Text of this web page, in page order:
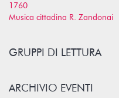
1760
Musica cittadina R. Zandonai
GRUPPI DI LETTURA
ARCHIVIO EVENTI